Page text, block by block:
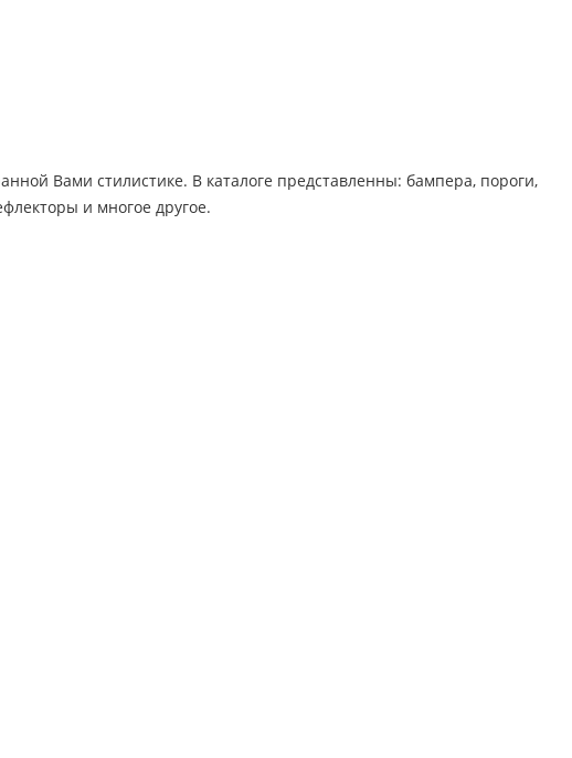
Вами стилистике. В каталоге представленны: бампера, пороги,
и многое другое.